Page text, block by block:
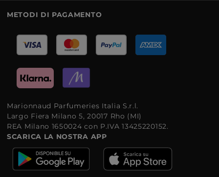
METODI DI PAGAMENTO
Marionnaud Parfumeries Italia S.r.l.
Largo Fiera Milano 5, 20017 Rho (MI)
REA Milano 1650024 con P.IVA 13425220152.
SCARICA LA NOSTRA APP